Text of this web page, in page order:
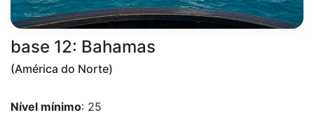
base 12: Bahamas
(América do Norte)
Nível mínimo: 25